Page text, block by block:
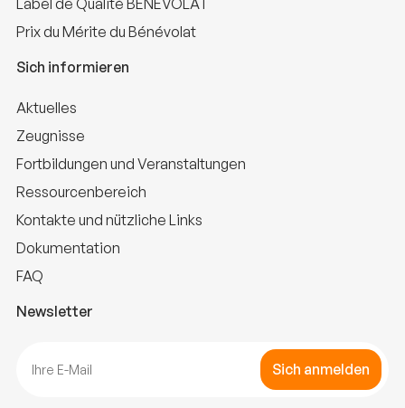
Label de Qualité BÉNÉVOLAT
Prix du Mérite du Bénévolat
Sich informieren
Aktuelles
Zeugnisse
Fortbildungen und Veranstaltungen
Ressourcenbereich
Kontakte und nützliche Links
Dokumentation
FAQ
Newsletter
Sich anmelden